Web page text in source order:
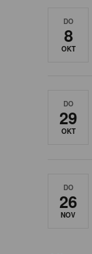
DO
8
OKT
DO
29
OKT
DO
26
NOV